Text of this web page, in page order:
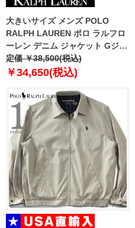
大きいサイズ メンズ POLO
RALPH LAUREN ポロ ラルフロ
ーレン デニム ジャケット Gジャ
ン USA直輸入 710673235-001
定価 ￥38,500(税込)
￥34,650(税込)